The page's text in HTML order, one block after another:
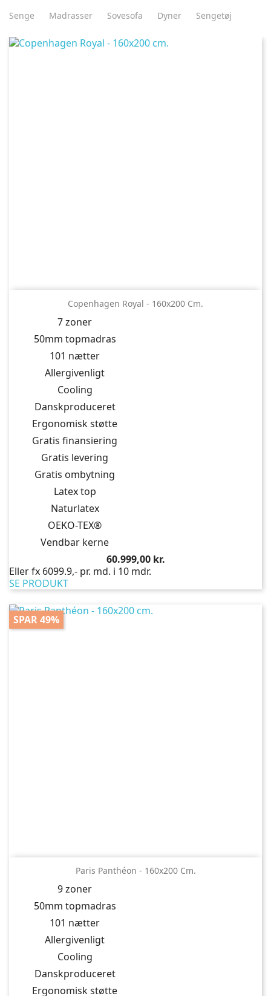
Senge Madrasser Sovesofa Dyner Sengetøj
Copenhagen Royal - 160x200 Cm.
7 zoner
50mm topmadras
101 nætter
Allergivenligt
Cooling
Danskproduceret
Ergonomisk støtte
Gratis finansiering
Gratis levering
Gratis ombytning
Latex top
Naturlatex
OEKO-TEX®
Vendbar kerne
Pris
60.999,00 kr.
Eller fx 6099.9,- pr. md. i 10 mdr.
SE PRODUKT
Paris Panthéon - 160x200 Cm.
9 zoner
50mm topmadras
101 nætter
Allergivenligt
Cooling
Danskproduceret
Ergonomisk støtte
SPAR 49%